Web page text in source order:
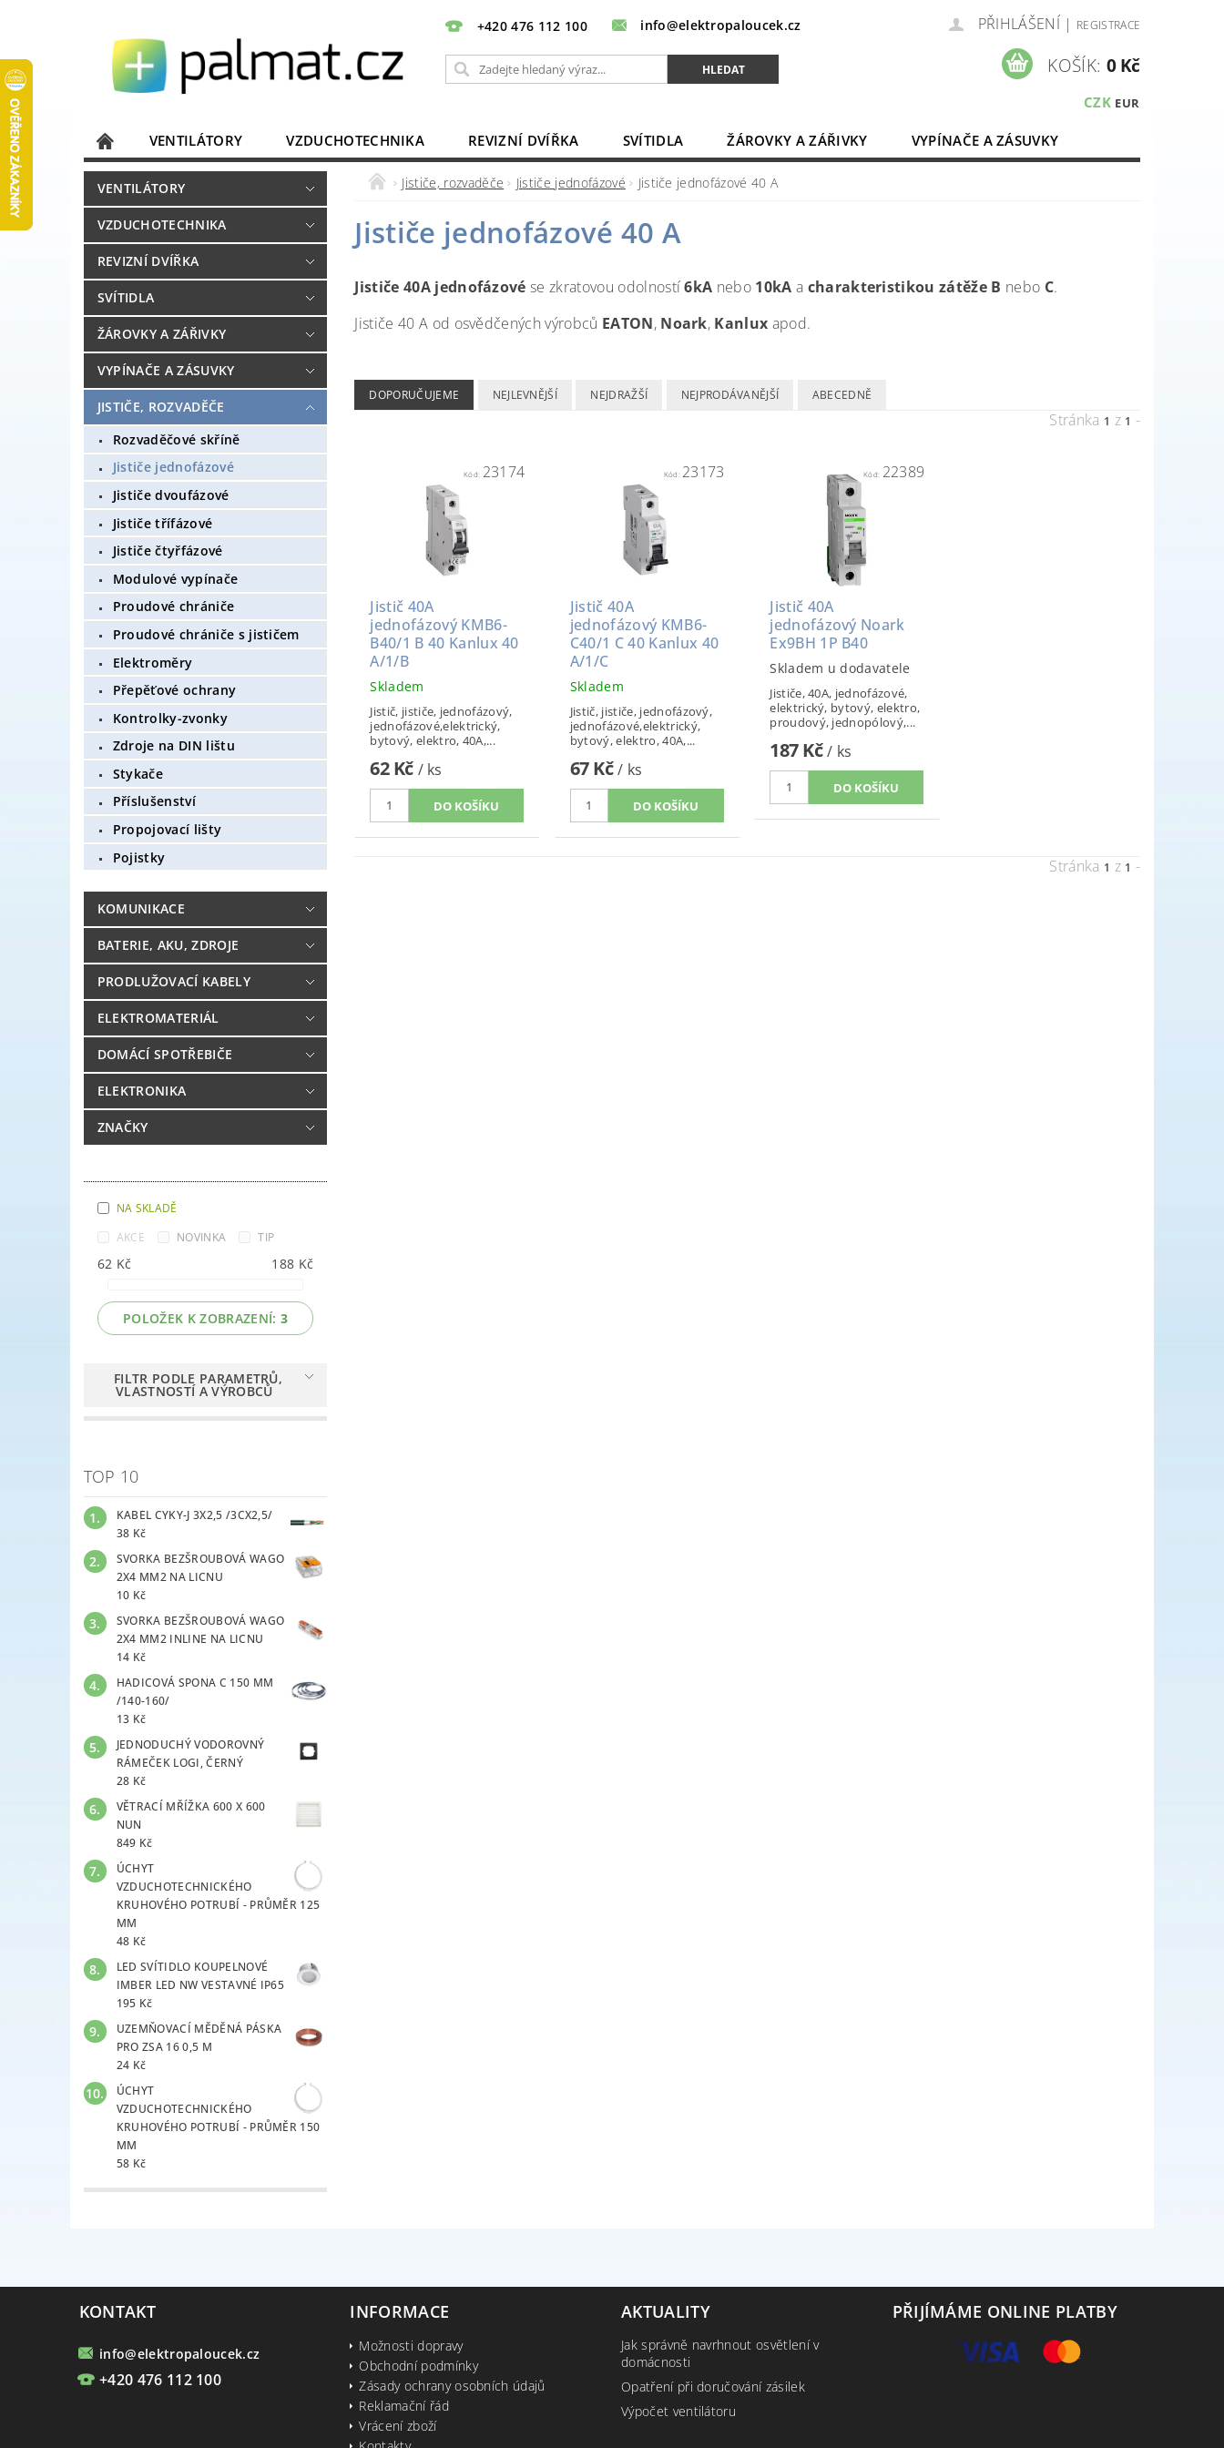
+420 476 112 100 info@elektropaloucek.cz PŘIHLÁŠENÍ | REGISTRACE
CZK EUR
KOŠÍK: 0 Kč
VENTILÁTORY VZDUCHOTECHNIKA REVIZNÍ DVÍŘKA SVÍTIDLA ŽÁROVKY A ZÁŘIVKY
VYPÍNAČE A ZÁSUVKY
JISTIČE, ROZVADĚČE
KOMUNIKACE
DOMÁCÍ SPOTŘEBIČE
ELEKTRONIKA
VENTILÁTORY
VZDUCHOTECHNIKA
REVIZNÍ DVÍŘKA
SVÍTIDLA
ŽÁROVKY A ZÁŘIVKY
VYPÍNAČE A ZÁSUVKY
JISTIČE, ROZVADĚČE
Rozvaděčové skříně
Jističe jednofázové
Jističe dvoufázové
Jističe třífázové
Jističe čtyřfázové
Modulové vypínače
Proudové chrániče
Proudové chrániče s jističem
Elektroměry
Přepěťové ochrany
Kontrolky-zvonky
Zdroje na DIN lištu
Stykače
Příslušenství
Propojovací lišty
Pojistky
KOMUNIKACE
BATERIE, AKU, ZDROJE
PRODLUŽOVACÍ KABELY
ELEKTROMATERIÁL
DOMÁCÍ SPOTŘEBIČE
ELEKTRONIKA
ZNAČKY
NA SKLADĚ
AKCE
NOVINKA TIP
62 Kč 188 Kč
POLOŽEK K ZOBRAZENÍ: 3
FILTR PODLE PARAMETRŮ,
VLASTNOSTÍ A VÝROBCŮ
TOP 10
KABEL CYKY-J 3X2,5 /3CX2,5/
38 Kč
SVORKA BEZŠROUBOVÁ WAGO
2X4 MM2 NA LICNU
10 Kč
SVORKA BEZŠROUBOVÁ WAGO
2X4 MM2 INLINE NA LICNU
14 Kč
HADICOVÁ SPONA C 150 MM
/140-160/
13 Kč
JEDNODUCHÝ VODOROVNÝ
RÁMEČEK LOGI, ČERNÝ
28 Kč
VĚTRACÍ MŘÍŽKA 600 X 600
NUN
849 Kč
ÚCHYT
VZDUCHOTECHNICKÉHO
KRUHOVÉHO POTRUBÍ - PRŮMĚR 125
MM
48 Kč
LED SVÍTIDLO KOUPELNOVÉ
IMBER LED NW VESTAVNÉ IP65
195 Kč
UZEMŇOVACÍ MĚDĚNÁ PÁSKA
PRO ZSA 16 0,5 M
24 Kč
ÚCHYT
VZDUCHOTECHNICKÉHO
KRUHOVÉHO POTRUBÍ - PRŮMĚR 150
MM
58 Kč
Jističe, rozvaděče Jističe jednofázové Jističe jednofázové 40 A
Jističe jednofázové 40 A
Jističe 40A jednofázové se zkratovou odolností6kA nebo 10kA a charakteristikou zátěže B nebo C.
Jističe 40 A od osvědčených výrobců EATON,Noark, Kanlux apod.
DOPORUČUJEME NEJLEVNĚJŠÍ NEJDRAŽŠÍ NEJPRODÁVANĚJŠÍ ABECEDNĚ
Stránka 1 z 1 -
Kód: 23174
Jistič 40A
jednofázový KMB6-
B40/1 B 40 Kanlux 40
A/1/B
Skladem
Jistič, jističe, jednofázový,
jednofázové,elektrický,
bytový, elektro, 40A,...
62 Kč / ks
Kód: 23173
Jistič 40A
jednofázový KMB6-
C40/1 C 40 Kanlux 40
A/1/C
Skladem
Jistič, jističe, jednofázový,
jednofázové,elektrický,
bytový, elektro, 40A,...
67 Kč/ ks
Kód: 22389
Jistič 40A
jednofázový Noark
Ex9BH 1P B40
Skladem u dodavatele
Jističe, 40A, jednofázové,
elektrický, bytový, elektro,
proudový, jednopólový,...
187 Kč/ ks
Stránka 1 z 1 -
KONTAKT
info@elektropaloucek.cz
+420 476 112 100
INFORMACE
Možnosti dopravy
Obchodní podmínky
Zásady ochrany osobních údajů
Reklamační řád
Vrácení zboží
AKTUALITY
Jak správně navrhnout osvětlení v
domácnosti
Opatření při doručování zásilek
Výpočet ventilátoru
PŘIJÍMÁME ONLINE PLATBY